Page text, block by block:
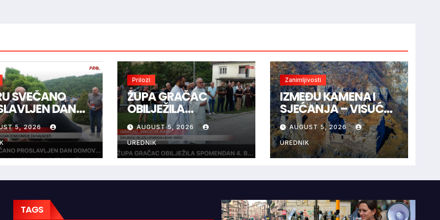
SVEČANO
DAN
5, 2026
Prilozi
ŽUPA GRAČAC
OBILJEŽILA
SPOMENDAN 4.
BOJNE “GRAČAC”
AUGUST 5, 2026
UREDNIK
Zanimljivosti
IZMEĐU KAMENA I
SJEĆANJA – VISUĆ-
GRAD I TAJNA CRNE
KRALJICE
AUGUST 5, 2026
UREDNIK
TAGS